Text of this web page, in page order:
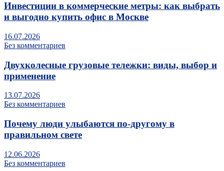
Инвестиции в коммерческие метры: как выбрать
и выгодно купить офис в Москве
16.07.2026
Без комментариев
Двухколесные грузовые тележки: виды, выбор и
применение
13.07.2026
Без комментариев
Почему люди улыбаются по‑другому в
правильном свете
12.06.2026
Без комментариев